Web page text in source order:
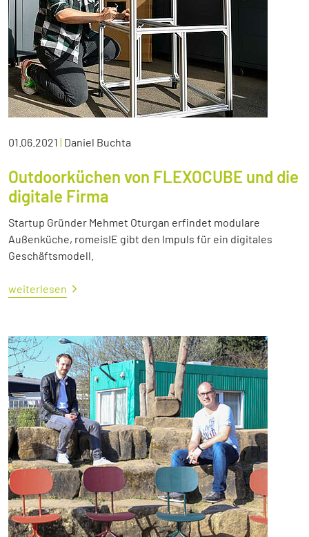
01.06.2021 | Daniel Buchta
Outdoorküchen von FLEXOCUBE und die
digitale Firma
Startup Gründer Mehmet Oturgan erfindet modulare
Außenküche, romeisIE gibt den Impuls für ein digitales
Geschäftsmodell.
weiterlesen